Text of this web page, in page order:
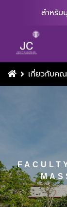
สำหรับ
เกี่ยวกับคณ